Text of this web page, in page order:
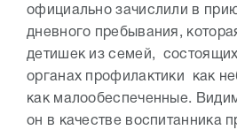
официально зачислили в
дневного пребывания,
детишек из семей, состоящих
органах профилактики как
как малообеспеченные.
он в качестве воспитанника